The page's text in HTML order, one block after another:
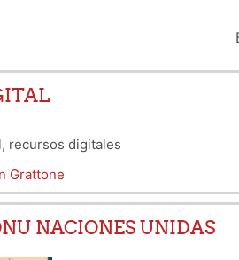
recursos digitales
Grattone
NACIONES UNIDAS